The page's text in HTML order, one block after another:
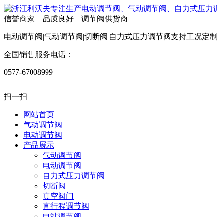
信誉商家 品质良好 调节阀供货商
电动调节阀|气动调节阀|切断阀|自力式压力调节阀支持工况定制
全国销售服务电话：
0577-67008999
扫一扫
网站首页
气动调节阀
电动调节阀
产品展示
气动调节阀
电动调节阀
自力式压力调节阀
切断阀
真空阀门
直行程调节阀